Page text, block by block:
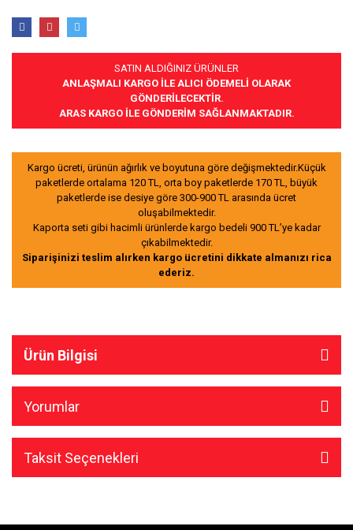
SATIN ALDIĞINIZ ÜRÜNLER
ANLAŞMALI KARGO İLE ALICI ÖDEMELİ OLARAK
GÖNDERİLECEKTİR.
ARAS KARGO İLE GÖNDERİM SAĞLANMAKTADIR.
Kargo ücreti, ürünün ağırlık ve boyutuna göre değişmektedir.Küçük
paketlerde ortalama 120 TL, orta boy paketlerde 170 TL, büyük
paketlerde ise desiye göre 300-900 TL arasında ücret
oluşabilmektedir.
Kaporta seti gibi hacimli ürünlerde kargo bedeli 900 TL’ye kadar
çıkabilmektedir.
Siparişinizi teslim alırken kargo ücretini dikkate almanızı rica
ederiz.
Ürün Bilgisi
Yorumlar
Taksit Seçenekleri